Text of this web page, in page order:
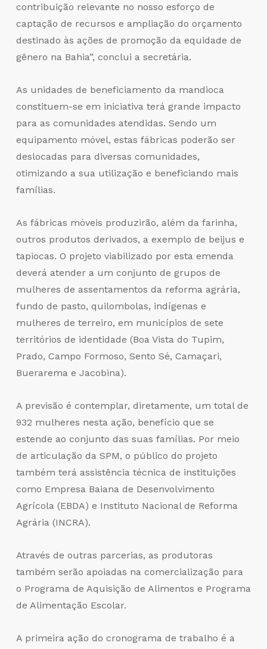
contribuição relevante no nosso esforço de
captação de recursos e ampliação do orçamento
destinado às ações de promoção da equidade de
gênero na Bahia”, conclui a secretária.
As unidades de beneficiamento da mandioca
constituem-se em iniciativa terá grande impacto
para as comunidades atendidas. Sendo um
equipamento móvel, estas fábricas poderão ser
deslocadas para diversas comunidades,
otimizando a sua utilização e beneficiando mais
famílias.
As fábricas móveis produzirão, além da farinha,
outros produtos derivados, a exemplo de beijus e
tapiocas. O projeto viabilizado por esta emenda
deverá atender a um conjunto de grupos de
mulheres de assentamentos da reforma agrária,
fundo de pasto, quilombolas, indígenas e
mulheres de terreiro, em municípios de sete
territórios de identidade (Boa Vista do Tupim,
Prado, Campo Formoso, Sento Sé, Camaçari,
Buerarema e Jacobina).
A previsão é contemplar, diretamente, um total de
932 mulheres nesta ação, benefício que se
estende ao conjunto das suas famílias. Por meio
de articulação da SPM, o público do projeto
também terá assistência técnica de instituições
como Empresa Baiana de Desenvolvimento
Agrícola (EBDA) e Instituto Nacional de Reforma
Agrária (INCRA).
Através de outras parcerias, as produtoras
também serão apoiadas na comercialização para
o Programa de Aquisição de Alimentos e Programa
de Alimentação Escolar.
A primeira ação do cronograma de trabalho é a